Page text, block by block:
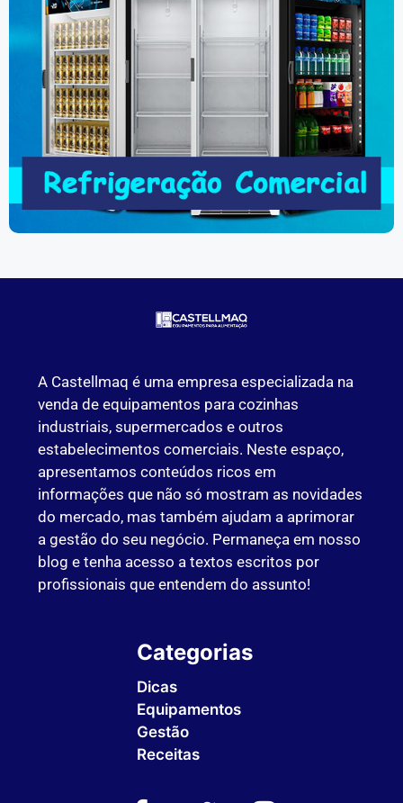
A Castellmaq é uma empresa especializada na
venda de equipamentos para cozinhas
industriais, supermercados e outros
estabelecimentos comerciais. Neste espaço,
apresentamos conteúdos ricos em
informações que não só mostram as novidades
do mercado, mas também ajudam a aprimorar
a gestão do seu negócio. Permaneça em nosso
blog e tenha acesso a textos escritos por
profissionais que entendem do assunto!
Categorias
Dicas
Equipamentos
Gestão
Receitas